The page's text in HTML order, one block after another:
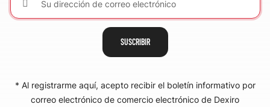
SUSCRIBIR
* Al registrarme aquí, acepto recibir el boletín informativo por
correo electrónico de comercio electrónico de Dexiro